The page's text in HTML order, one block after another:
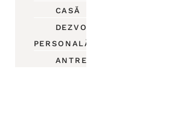
CASĂ
DEZVOLTARE
PERSONALĂ
ANTREPRENORIAT